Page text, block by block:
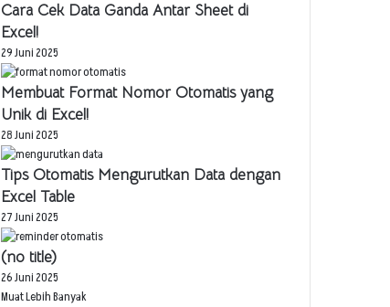
Cara Cek Data Ganda Antar Sheet di
Excel!
29 Juni 2025
Membuat Format Nomor Otomatis yang
Unik di Excel!
28 Juni 2025
Tips Otomatis Mengurutkan Data dengan
Excel Table
27 Juni 2025
(no title)
26 Juni 2025
Muat Lebih Banyak